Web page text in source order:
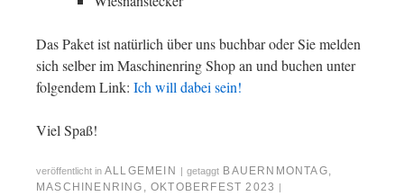
Das Paket ist natürlich über uns buchbar oder Sie melden
sich selber im Maschinenring Shop an und buchen unter
folgendem Link: Ich will dabei sein!
Viel Spaß!
veröffentlicht in ALLGEMEIN getaggt BAUERNMONTAG,
MASCHINENRING ,OKTOBERFEST 2023